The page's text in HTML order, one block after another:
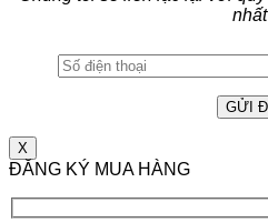
nhất
X
ĐĂNG KÝ MUA HÀNG